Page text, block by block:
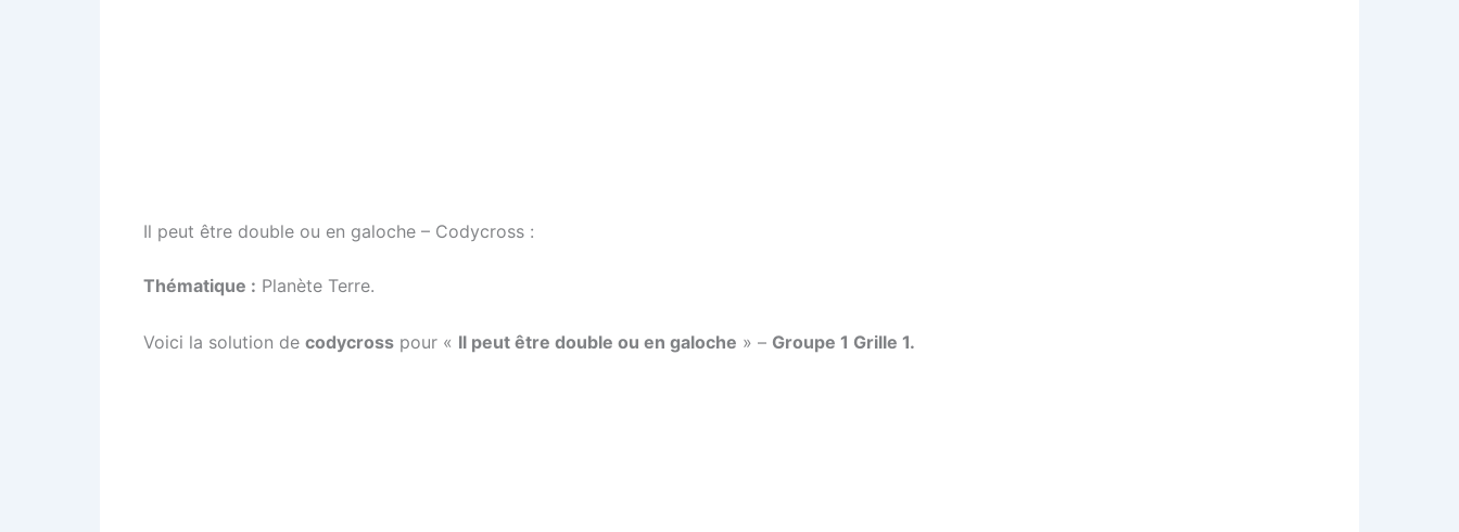
Il peut être double ou en galoche – Codycross :
Thématique : Planète Terre.
Voici la solution de codycross pour « Il peut être double ou en galoche » – Groupe 1 Grille 1.